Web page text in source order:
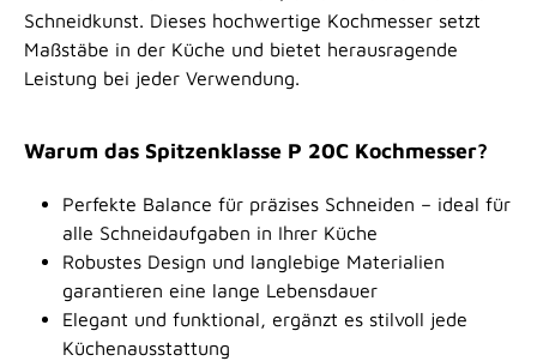
Schneidkunst. Dieses hochwertige Kochmesser setzt
Maßstäbe in der Küche und bietet herausragende
Leistung bei jeder Verwendung.
Warum das Spitzenklasse P 20C Kochmesser?
Perfekte Balance für präzises Schneiden – ideal für
alle Schneidaufgaben in Ihrer Küche
Robustes Design und langlebige Materialien
garantieren eine lange Lebensdauer
Elegant und funktional, ergänzt es stilvoll jede
Küchenausstattung